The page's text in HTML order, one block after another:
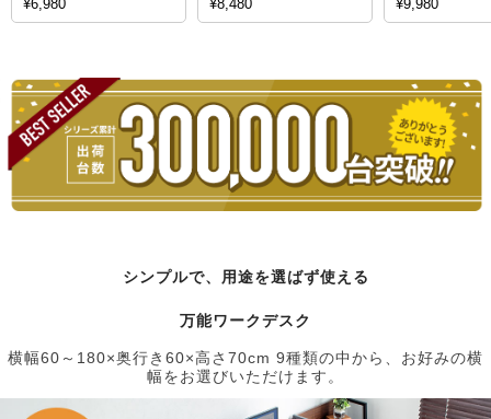
¥6,980 ¥8,480 ¥9,980
シンプルで、用途を選ばず使える
万能ワークデスク
横幅60～180×奥行き60×高さ70cm 9種類の中から、お好みの横
幅をお選びいただけます。